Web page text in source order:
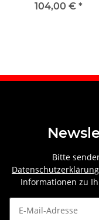
104,00 € *
Bitte
Datenschutzerklärung
Informationen zu